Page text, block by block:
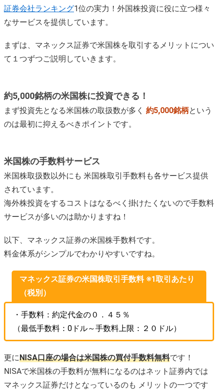
証券会社ランキング1位の実力！外国株投資に役に立つ様々
なサービスを提供しています。
まずは、マネックス証券で米国株を取引するメリットについ
て１つずつご説明していきます。
約5,000銘柄の米国株に投資できる！
まず投資先となる米国株の取扱数が多く 約5,000銘柄という
のは最初に抑えるべきポイントです。
米国株の手数料サービス
米国株取扱数以外にも 米国株取引手数料も各サービス提供
されています。
海外株投資をするコストはなるべく掛けたくないので手数料
サービスが多いのは助かりますね！
以下、マネックス証券の米国株手数料です。
料金体系がシンプルでわかりやすいですね。
マネックス証券の米国株取引手数料 ※1取引あたり
（税別）
・手数料：約定代金の０．４５％
（最低手数料：0ドル～手数料上限：２０ドル）
更にNISA口座の場合は米国株の買付手数料無料です！
NISAで米国株の手数料が無料になるのはネット証券内では
マネックス証券だけとなっているのも メリットの一つです